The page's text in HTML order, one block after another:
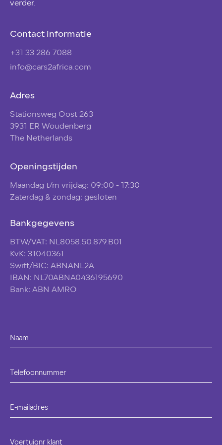
verder.
Contact informatie
+31 33 286 7088
info@cars2africa.com
Adres
Stationsweg Oost 263
3931 ER Woudenberg
The Netherlands
Openingstijden
Maandag t/m vrijdag: 09:00 - 17:30
Zaterdag & zondag: gesloten
Bankgegevens
BTW/VAT: NL8058.50.879.B01
KvK: 31040361
Swift/BIC: ABNANL2A
IBAN: NL70ABNA0436195690
Bank: ABN AMRO
Naam
Telefoonnummer
E-mailadres
Voertuignr klant